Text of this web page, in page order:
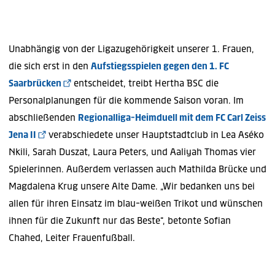
Unabhängig von der Ligazugehörigkeit unserer 1. Frauen,
die sich erst in den Aufstiegsspielen gegen den 1. FC
Saarbrücken
entscheidet, treibt Hertha BSC die
Personalplanungen für die kommende Saison voran. Im
abschließenden Regionalliga-Heimduell mit dem FC Carl Zeiss
Jena II
verabschiedete unser Hauptstadtclub in Lea Aséko
Nkili, Sarah Duszat, Laura Peters, und Aaliyah Thomas vier
Spielerinnen. Außerdem verlassen auch Mathilda Brücke und
Magdalena Krug unsere Alte Dame. „Wir bedanken uns bei
allen für ihren Einsatz im blau-weißen Trikot und wünschen
ihnen für die Zukunft nur das Beste“, betonte Sofian
Chahed, Leiter Frauenfußball.